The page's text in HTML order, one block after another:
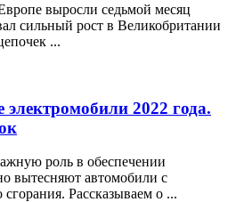
выросли седьмой месяц
сильный рост в Великобритании
...
2022 года.
роль в обеспечении
вытесняют автомобили с
Рассказываем о ...